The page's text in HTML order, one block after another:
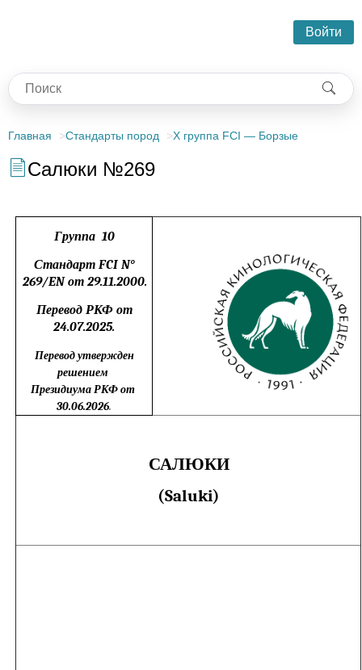
Войти
Главная Стандарты пород X группа FCI — Борзые
Салюки №269
Группа10
Стандарт FCI N°
269/EN от 29.11.2000.
Перевод РКФ от
24.07.2025.
Перевод утвержден
решением
Президиума РКФот
30.06.2026.
САЛЮКИ
(Saluki)